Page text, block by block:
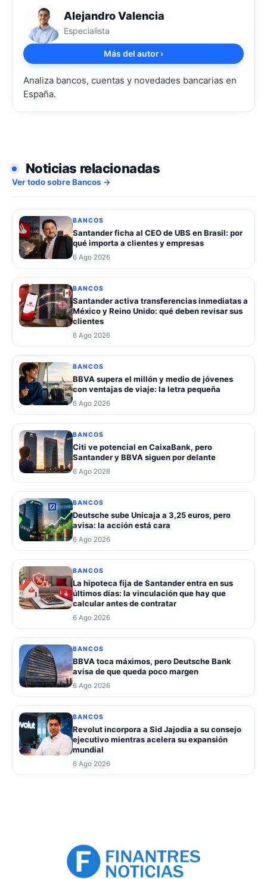
Alejandro Valencia
Especialista
Más del autor›
Analiza bancos, cuentas y novedades bancarias en
España.
Noticias relacionadas
Ver todo sobre Bancos →
BANCOS
Santander ficha al CEO de UBS en Brasil: por
qué importa a clientes y empresas
6 Ago 2026
BANCOS
Santander activa transferencias inmediatas a
México y Reino Unido: qué deben revisar sus
clientes
6 Ago 2026
BANCOS
BBVA supera el millón y medio de jóvenes
con ventajas de viaje: la letra pequeña
6 Ago 2026
BANCOS
Citi ve potencial en CaixaBank, pero
Santander y BBVA siguen por delante
6 Ago 2026
BANCOS
Deutsche sube Unicaja a 3,25 euros, pero
avisa: la acción está cara
6 Ago 2026
BANCOS
La hipoteca fija de Santander entra en sus
últimos días: la vinculación que hay que
calcular antes de contratar
6 Ago 2026
BANCOS
BBVA toca máximos, pero Deutsche Bank
avisa de que queda poco margen
6 Ago 2026
BANCOS
Revolut incorpora a Sid Jajodia a su consejo
ejecutivo mientras acelera su expansión
mundial
6 Ago 2026